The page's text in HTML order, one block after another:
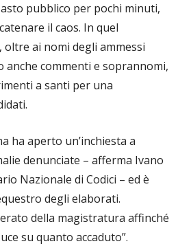
pubblico per pochi minuti,
il caos. In quel
ai nomi degli ammessi
anche commenti e soprannomi,
a santi per una
ha aperto un’inchiesta a
denunciate – afferma Ivano
Nazionale di Codici – ed è
degli elaborati.
della magistratura affinché
su quanto accaduto”.